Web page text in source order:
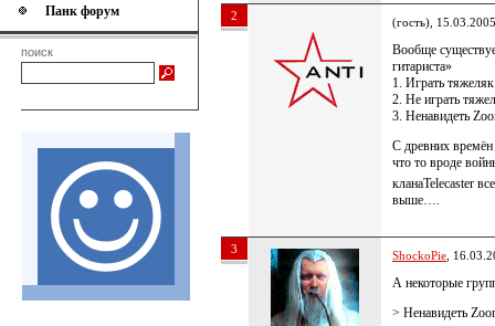
Панк форум
поиск
2 (гость),
Вообще
гитариста»
1. Играть тяжеляк
2. Не играть
3. Ненавидеть
C древних
что то вроде
кланаTelecaster
выше….
3 ShockoPie ,
А некоторые
> Ненавидеть